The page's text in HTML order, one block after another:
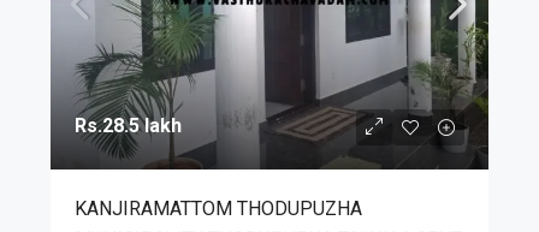
Rs.28.5 lakh
KANJIRAMATTOM THODUPUZHA